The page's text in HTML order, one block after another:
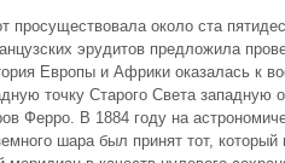
просуществовала около ста
эрудитов предложила
Европы и Африки оказалась к
точку Старого Света западную
Ферро. В 1884 году на
шара был принят тот, который